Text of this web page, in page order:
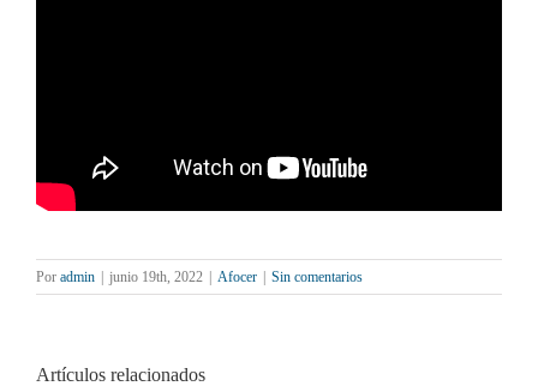
Por admin | junio 19th, 2022 | Afocer | Sin comentarios
Artículos relacionados